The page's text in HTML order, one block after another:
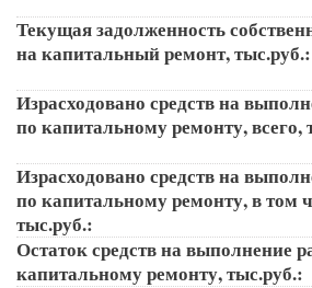
Текущая задолженность
на капитальный ремонт, тыс.руб.:
Израсходовано средств на
по капитальному ремонту, всего,
Израсходовано средств на
по капитальному ремонту, в том
тыс.руб.:
Остаток средств на выполнение
капитальному ремонту, тыс.руб.: